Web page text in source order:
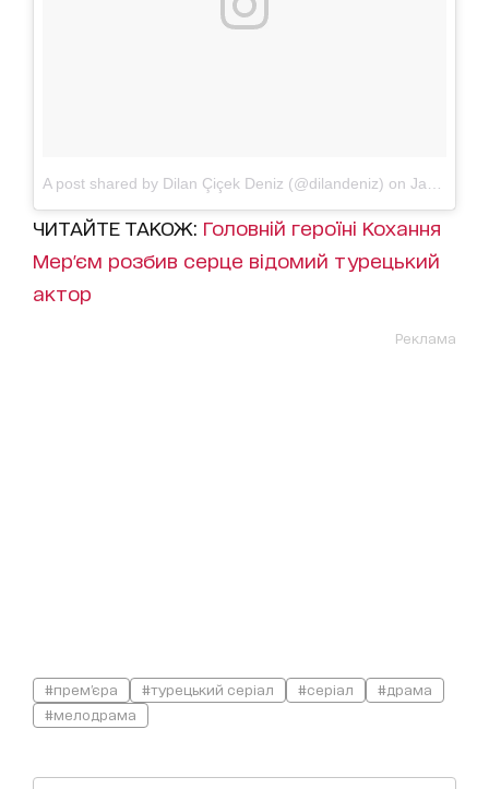
A post shared by Dilan Çiçek Deniz (@dilandeniz) on Jan 31, 2018 at 8:36am PST
ЧИТАЙТЕ ТАКОЖ: Головній героїні Кохання
Мер'єм розбив серце відомий турецький
актор
Реклама
#прем'єра #турецький серіал #серіал
#драма
#мелодрама